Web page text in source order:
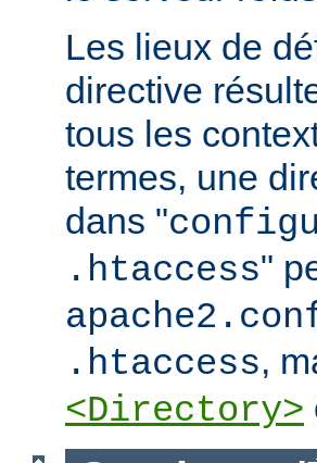
Les lieux de
directive
tous les
termes, une
dans "
.htaccess"
.htaccess,
<Directory>